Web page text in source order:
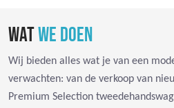
WATWE DOEN
Wij bieden alles wat je van een
verwachten: van de verkoop van
Premium Selection